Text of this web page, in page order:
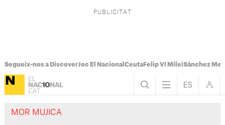
Segueix-nos a DiscoverJoc El Nacional CeutaFelip VI MileiSánchez
MOR MUJICA